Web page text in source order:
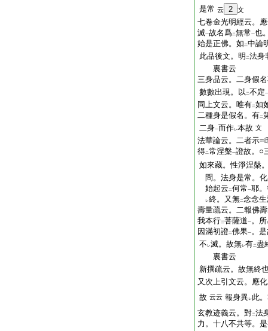
是常 云 2 文
七卷金光明經云。
滅一故名爲二無常一也
始是正佛。如 二中論
此品後文。明 二法身
裏書云
三身品云。二身假
數數出現。以 二不定一
同上文云。唯有二如
二種身是假名。有二
二身一而作レ本故 文
法華論云。二者示
得二常涅槃一證故。○
如來藏。性淨涅槃
問。法身是常。
始起云 二何常一耶
レ終。又無二念念
壽量疏云。二報佛
我本行二菩薩道一。所
因滿初證二佛果一。
不 レ滅。故無レ有二盡
裏書云
新撰疏云。故無終
又次上引文云。應
故 云云 報身異レ此
玄教迹義云。對二法
力。十八不共等。